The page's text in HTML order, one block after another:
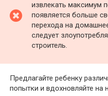
извлекать максимум
появляется больше
перехода на
следует
строитель.
Предлагайте ребенку
попытки и вдохновляйте на